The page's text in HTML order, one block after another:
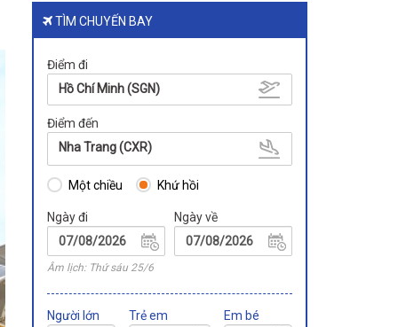
TÌM CHUYẾN BAY
Điểm đi
Hồ Chí Minh (SGN)
Điểm đến
Nha Trang (CXR)
Một chiều Khứ hồi
Ngày đi
Âm lịch: Thứ sáu 25/6
Ngày về
Người lớn Trẻ em Em bé